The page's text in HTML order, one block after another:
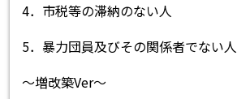
4．市税等の滞納のない人
5．暴力団員及びその関係者でない人
～増改築Ver～